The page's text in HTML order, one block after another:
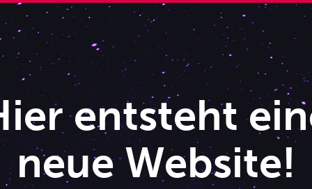
entsteht
neue Website!